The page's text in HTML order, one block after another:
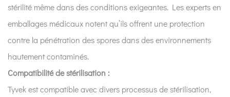
environnementales
(telles
que
MDR
de
l'UE) ?
stérilité même dans des conditions exigeantes. Les experts en
emballages médicaux notent qu’ils offrent une protection
contre la pénétration des spores dans des environnements
hautement contaminés.
Compatibilité de stérilisation :
Tyvek est compatible avec divers processus de stérilisation,